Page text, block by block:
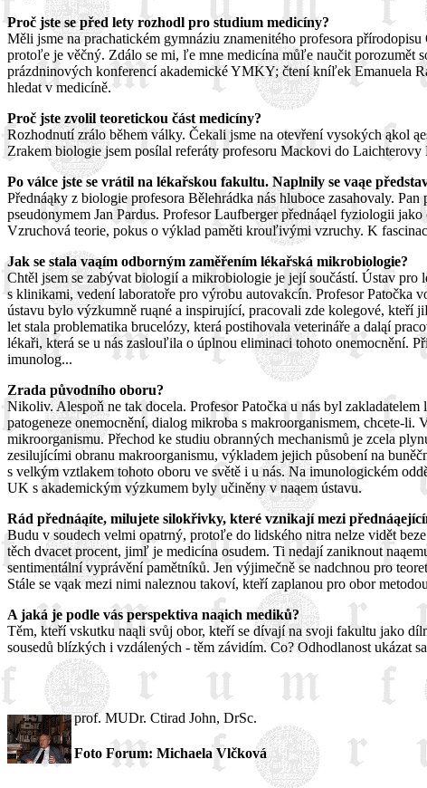
Proč jste se před lety rozhodl pro studium medicíny?
Měli jsme na prachatickém gymnáziu znamenitého profesora
protoľe je věčný. Zdálo se mi, ľe mne medicína můľe naučit porozumět
prázdninových konferencí akademické YMKY; čtení kníľek Emanuela
hledat v medicíně.
Proč jste zvolil teoretickou část medicíny?
Rozhodnutí zrálo během války. Čekali jsme na otevření vysokých ąkol
Zrakem biologie jsem posílal referáty profesoru Mackovi do
Po válce jste se vrátil na lékařskou fakultu. Naplnily se vaąe
Přednáąky z biologie profesora Bělehrádka nás hluboce zasahovaly.
pseudonymem Jan Pardus. Profesor Laufberger přednáąel fyziologii
Vzruchová teorie, pokus o výklad paměti krouľivými vzruchy. K
Jak se stala vaąím odborným zaměřením lékařská mikrobiologie?
Chtěl jsem se zabývat biologií a mikrobiologie je její součástí. Ústav
s klinikami, vedení laboratoře pro výrobu autovakcín. Profesor Patočka
ústavu bylo výzkumně ruąné a inspirující, pracovali zde kolegové, kteří
let stala problematika brucelózy, která postihovala veterináře a daląí
lékaři, která se u nás zaslouľila o úplnou eliminaci tohoto onemocnění.
imunolog...
Zrada původního oboru?
Nikoliv. Alespoň ne tak docela. Profesor Patočka u nás byl
patogeneze onemocnění, dialog mikroba s makroorganismem, chcete-
mikroorganismu. Přechod ke studiu obranných mechanismů je zcela
zesilujícími obranu makroorganismu, výkladem jejich působení na
s velkým vztlakem tohoto oboru ve světě i u nás. Na imunologickém
UK s akademickým výzkumem byly učiněny v naąem ústavu.
Rád přednáąíte, milujete silokřivky, které vznikají mezi
Budu v soudech velmi opatrný, protoľe do lidského nitra nelze vidět
těch dvacet procent, jimľ je medicína osudem. Ti nedají zaniknout
sentimentální vyprávění pamětníků. Jen výjimečně se nadchnou pro
Stále se vąak mezi nimi naleznou takoví, kteří zaplanou pro obor
A jaká je podle vás perspektiva naąich mediků?
Těm, kteří vskutku naąli svůj obor, kteří se dívají na svoji fakultu jako
sousedů blízkých i vzdálených - těm závidím. Co? Odhodlanost
prof. MUDr. Ctirad John, DrSc.
Foto Forum: Michaela Vlčková